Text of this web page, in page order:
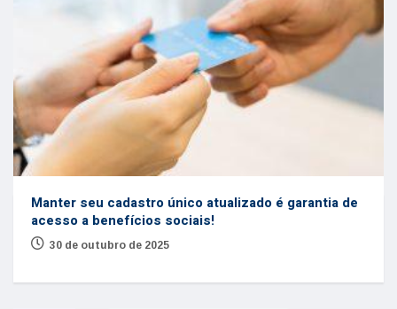
Manter seu cadastro único atualizado é garantia de
acesso a benefícios sociais!
30 de outubro de 2025